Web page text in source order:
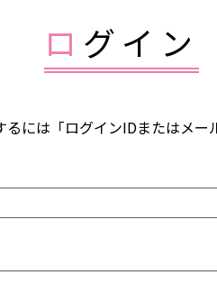
ログイン
るには「ログインIDまたはメ